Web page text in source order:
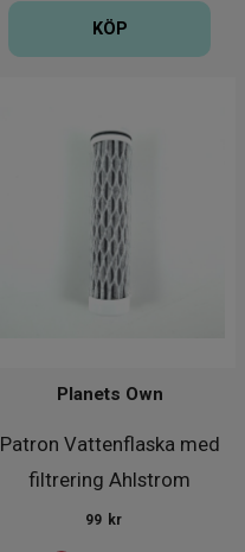
KÖP
Patron Vattenflaska med
filtrering Ahlstrom
Planets Own
99 kr